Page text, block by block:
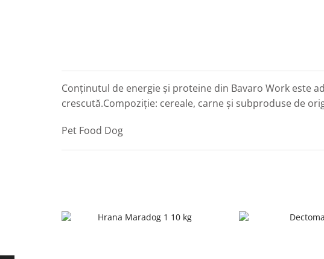
Conținutul de energie și proteine din Bavaro Work este
crescută.Compoziție: cereale, carne și subproduse de
Pet Food Dog